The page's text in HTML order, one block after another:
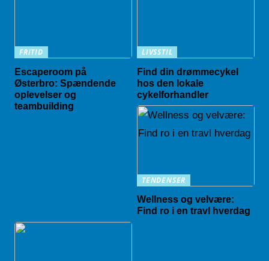
FRITID
Escaperoom på
Østerbro: Spændende
oplevelser og
teambuilding
LIVSSTIL
Find din drømmecykel
hos den lokale
cykelforhandler
TENDENSER
Wellness og velvære:
Find ro i en travl hverdag